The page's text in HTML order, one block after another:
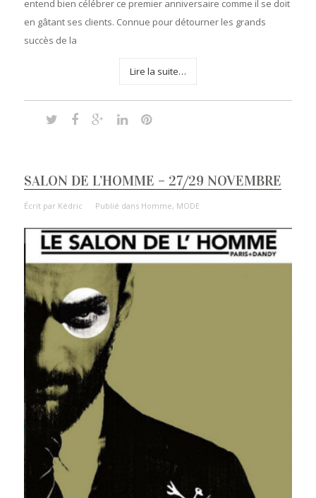
entend bien célébrer ce premier anniversaire comme il se doit
en gâtant ses clients. Connue pour détourner les grands
succès de la
Lire la suite…
SALON DE L’HOMME – 27/29 NOVEMBRE
Écrit par Kédric Publié dans Homme, MODE